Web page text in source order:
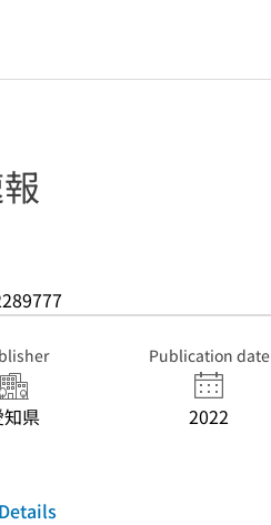
知県
Publication date
2022